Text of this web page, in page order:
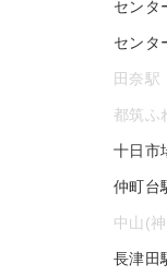
センタ
センタ
田奈駅
都筑ふ
十日市
仲町台
中山(
長津田